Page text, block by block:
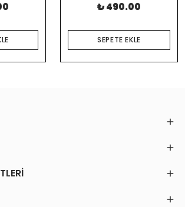
₺ 490.00
SEPETE EKLE